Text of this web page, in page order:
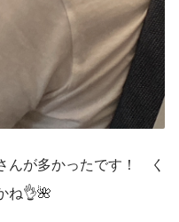
が多かったです！　く
ね👌🌺